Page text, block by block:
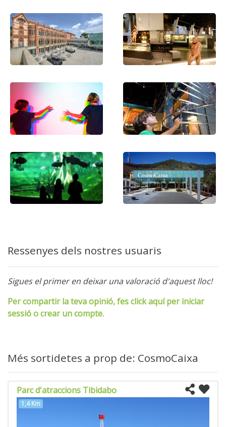
Ressenyes dels nostres usuaris
Sigues el primer en deixar una valoració d'aquest lloc!
Per compartir la teva opinió, fes click aquí per iniciar
sessió o crear un compte.
Més sortidetes a prop de: CosmoCaixa
Parc d'atraccions Tibidabo
1,4 Km